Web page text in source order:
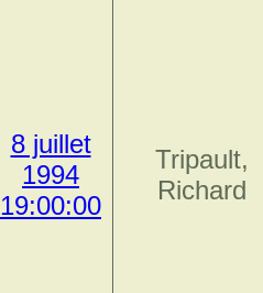
8 juillet
1994
19:00:00
Tripault,
Richard